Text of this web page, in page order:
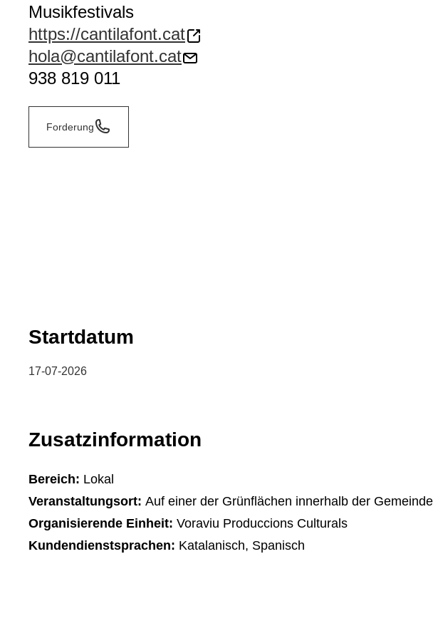
Musikfestivals
https://cantilafont.cat
hola@cantilafont.cat
938 819 011
Forderung
Startdatum
17-07-2026
Zusatzinformation
Bereich: Lokal
Veranstaltungsort: Auf einer der Grünflächen innerhalb der Gemeinde
Organisierende Einheit: Voraviu Produccions Culturals
Kundendienstsprachen: Katalanisch, Spanisch